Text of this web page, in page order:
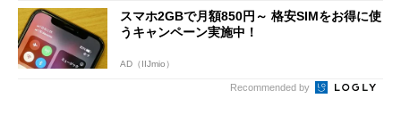
スマホ2GBで月額850円～ 格安SIMをお得に使
うキャンペーン実施中！
AD（IIJmio）
Recommended by